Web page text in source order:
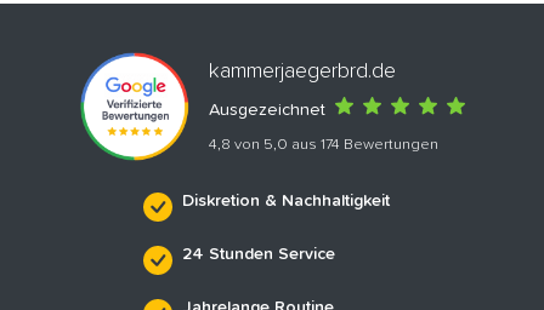
kammerjaegerbrd.de
Ausgezeichnet
4,8 von 5,0 aus 174 Bewertungen
Diskretion & Nachhaltigkeit
24 Stunden Service